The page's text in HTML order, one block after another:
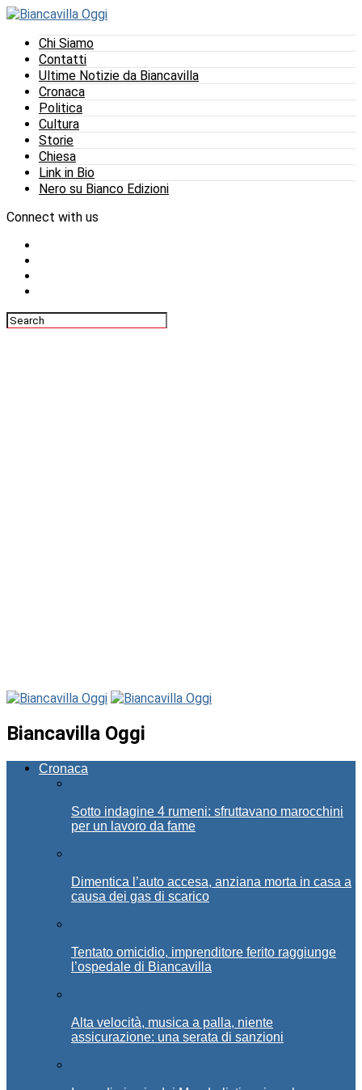
Chi Siamo
Contatti
Ultime Notizie da Biancavilla
Cronaca
Politica
Cultura
Storie
Chiesa
Link in Bio
Nero su Bianco Edizioni
Connect with us
Biancavilla Oggi
Cronaca
Sotto indagine 4 rumeni: sfruttavano marocchini
per un lavoro da fame
Dimentica l’auto accesa, anziana morta in casa a
causa dei gas di scarico
Tentato omicidio, imprenditore ferito raggiunge
l’ospedale di Biancavilla
Alta velocità, musica a palla, niente
assicurazione: una serata di sanzioni